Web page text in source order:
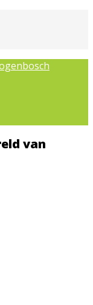
van